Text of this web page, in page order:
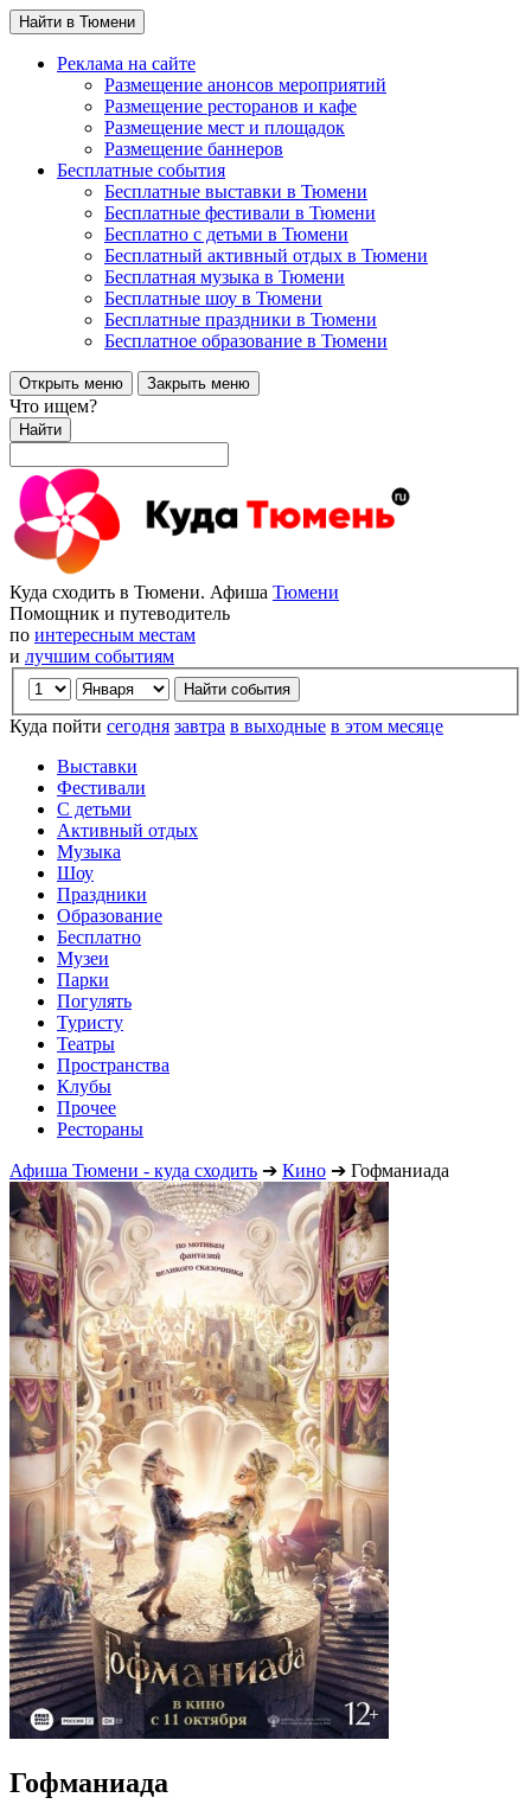
Найти в Тюмени
Реклама на сайте
Размещение анонсов мероприятий
Размещение ресторанов и кафе
Размещение мест и площадок
Размещение баннеров
Бесплатные события
Бесплатные выставки в Тюмени
Бесплатные фестивали в Тюмени
Бесплатно с детьми в Тюмени
Бесплатный активный отдых в Тюмени
Бесплатная музыка в Тюмени
Бесплатные шоу в Тюмени
Бесплатные праздники в Тюмени
Бесплатное образование в Тюмени
Открыть меню Закрыть меню
Что ищем?
Найти
Куда сходить в Тюмени. Афиша Тюмени
Помощник и путеводитель
по интересным местам
и лучшим событиям
Куда пойти сегодня завтра в выходные в этом месяце
Выставки
Фестивали
С детьми
Активный отдых
Музыка
Шоу
Праздники
Образование
Бесплатно
Музеи
Парки
Погулять
Туристу
Театры
Пространства
Клубы
Прочее
Рестораны
Афиша Тюмени - куда сходить ➔ Кино ➔ Гофманиада
Гофманиада